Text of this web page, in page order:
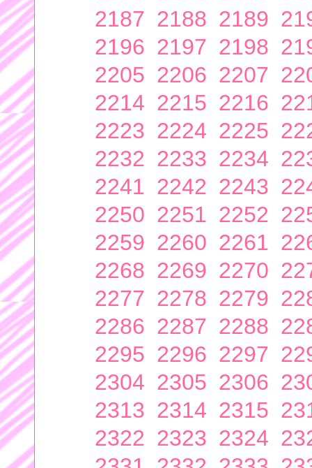
2187 2188 2189
2196 2197 2198
2205 2206 2207
2214 2215 2216
2223 2224 2225
2232 2233 2234
2241 2242 2243
2250 2251 2252
2259 2260 2261
2268 2269 2270
2277 2278 2279
2286 2287 2288
2295 2296 2297
2304 2305 2306
2313 2314 2315
2322 2323 2324